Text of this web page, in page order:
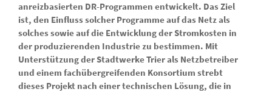
anreizbasierten DR-Programmen entwickelt. Das Ziel
ist, den Einfluss solcher Programme auf das Netz als
solches sowie auf die Entwicklung der Stromkosten in
der produzierenden Industrie zu bestimmen. Mit
Unterstützung der Stadtwerke Trier als Netzbetreiber
und einem fachübergreifenden Konsortium strebt
dieses Projekt nach einer technischen Lösung, die in